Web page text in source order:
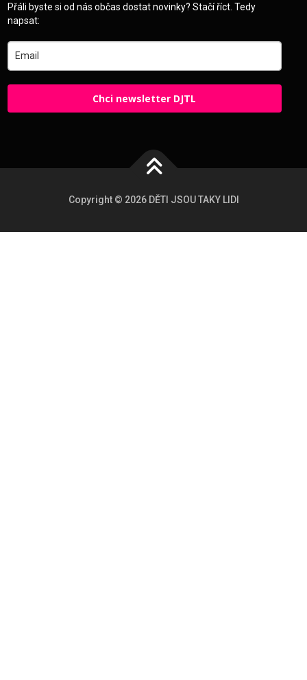
Přáli byste si od nás občas dostat novinky? Stačí říct. Tedy
napsat:
Chci newsletter DJTL
Copyright © 2026 DĚTI JSOU TAKY LIDI